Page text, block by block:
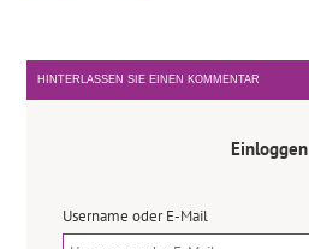
HINTERLASSEN SIE EINEN KOMMENTAR
Einloggen
Username oder E-Mail